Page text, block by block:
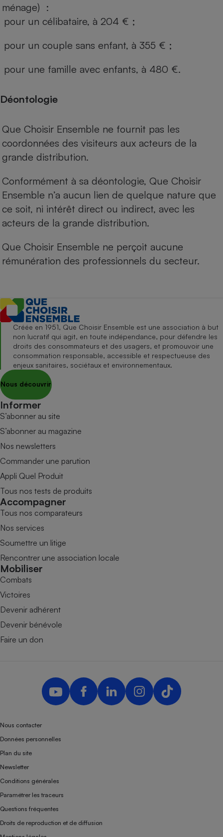
ménage) :
pour un célibataire, à 204 € ;
pour un couple sans enfant, à 355 € ;
pour une famille avec enfants, à 480 €.
Déontologie
Que Choisir Ensemble ne fournit pas les
coordonnées des visiteurs aux acteurs de la
grande distribution.
Conformément à sa déontologie, Que Choisir
Ensemble n’a aucun lien de quelque nature que
ce soit, ni intérêt direct ou indirect, avec les
acteurs de la grande distribution.
Que Choisir Ensemble ne perçoit aucune
rémunération des professionnels du secteur.
Créée en 1951, Que Choisir Ensemble est une association à but
non lucratif qui agit, en toute indépendance, pour défendre les
droits des consommateurs et des usagers, et promouvoir une
consommation responsable, accessible et respectueuse des
enjeux sanitaires, sociétaux et environnementaux.
Nous découvrir
Informer
S’abonner au site
S’abonner au magazine
Nos newsletters
Commander une parution
Appli Quel Produit
Tous nos tests de produits
Accompagner
Tous nos comparateurs
Nos services
Soumettre un litige
Rencontrer une association locale
Mobiliser
Combats
Victoires
Devenir adhérent
Devenir bénévole
Faire un don
Nous contacter
Données personnelles
Plan du site
Newsletter
Conditions générales
Paramétrer les traceurs
Questions fréquentes
Droits de reproduction et de diffusion